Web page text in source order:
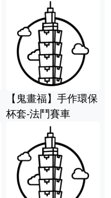
【鬼畫福】手作環保
杯套-法鬥賽車